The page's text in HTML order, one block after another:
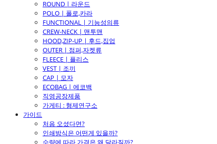
ROUND | 라운드
POLO | 폴로,카라
FUNCTIONAL | 기능성의류
CREW-NECK | 맨투맨
HOOD,ZIP-UP | 후드,집업
OUTER | 점퍼,자켓류
FLEECE | 플리스
VEST | 조끼
CAP | 모자
ECOBAG | 에코백
직영공장제품
가게티 : 형제연구소
가이드
처음 오셨다면?
인쇄방식은 어떤게 있을까?
수량에 따라 가격은 왜 달라질까?